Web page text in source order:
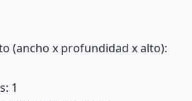
(ancho x profundidad x alto):
1